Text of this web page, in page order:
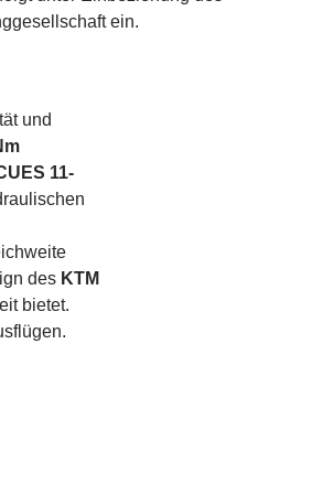
ein.
und
11-
des KTM
bietet.